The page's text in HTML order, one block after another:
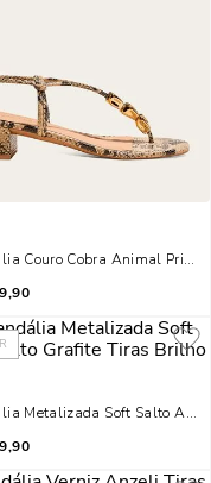
Couro Cobra Animal Print
Metalizada Soft Salto Alto